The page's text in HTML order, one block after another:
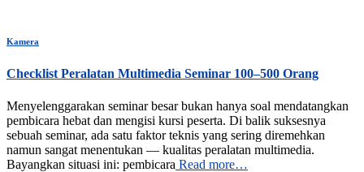
Kamera
Checklist Peralatan Multimedia Seminar 100–500 Orang
Menyelenggarakan seminar besar bukan hanya soal mendatangkan
pembicara hebat dan mengisi kursi peserta. Di balik suksesnya
sebuah seminar, ada satu faktor teknis yang sering diremehkan
namun sangat menentukan — kualitas peralatan multimedia.
Bayangkan situasi ini: pembicara Read more…